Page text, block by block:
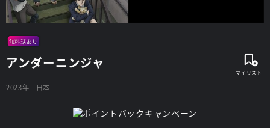
無料話あり
アンダーニンジャ
2023年 日本